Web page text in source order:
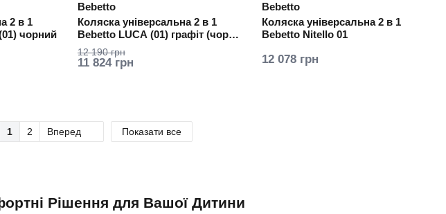
Рішення для Вашої Дитини
2 в 1
чорний
Bebetto
Коляска універсальна 2 в 1
Bebetto LUCA (01) графіт (чорна
рама)
12 190 грн
11 824 грн
Bebetto
Коляска універсальна 2 в 1
Bebetto Nitello 01
12 078 грн
1 2 Вперед Показати все